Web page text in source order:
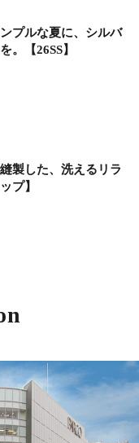
ンプルな夏に、シルバ
。【26SS】
製した、洗えるリラ
プ】